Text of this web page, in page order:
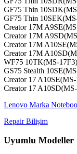
GF75 Thin
GF75 Thin
Creator 17M
Creator 17M
Creator 17M
Creator 17M
WF75 10TK(MS-17F3)
GS75 Stealth
Creator 17
Creator 17
Lenovo Marka
Repair Bilişim
Uyumlu Modeller